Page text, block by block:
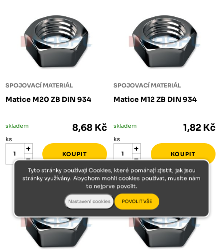
SPOJOVACÍ MATERIÁL
Matice M20 ZB DIN 934
skladem 8,68 Kč
ks
SPOJOVACÍ MATERIÁL
Matice M12 ZB DIN 934
skladem 1,82 Kč
ks
Tyto stránky používají Cookies, které pomáhají zjistit, jak jsou
stránky využívány. Abychom mohli cookies používat, musíte nám
to nejprve povolit.